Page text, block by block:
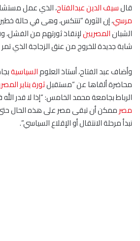
قالسيف الدين عبدالفتاح، الذي عمل
مرسي، إن الثورة “تنتكس، وهى في حالة
الشبانالمصريينلإنقاذ ثورتهم من الفشل،
شابة جديدة للخروج من عنق الزجاجة الذي
وأضاف عبد الفتاح، أستاذ العلومالسياسية
محاضرة ألقاها عن “مستقبلثورة يناير
الرباط بجامعة محمد الخامس: “إذا لا قدر
مصرممكن أن تبقى مصر على هذه الحال
نبدأ مرحلة الانتقال أو الإقلاع السياسي”.